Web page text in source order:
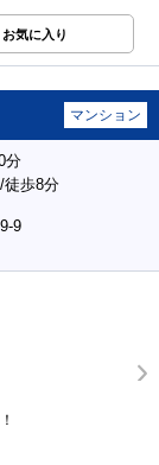
お気に入り
マンション
分
徒歩8分
9